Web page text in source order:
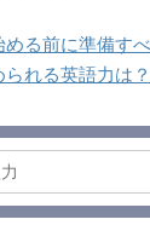
める前に準備す
れる英語力は？